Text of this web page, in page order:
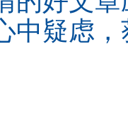
中疑虑